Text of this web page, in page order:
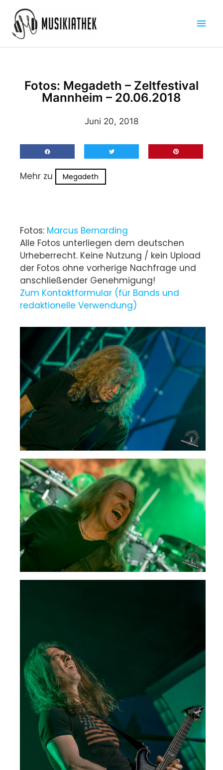
Inhalt
springen
Fotos: Megadeth – Zeltfestival
Mannheim – 20.06.2018
Juni 20, 2018
Mehr zu Megadeth
Fotos: Marcus Bernarding
Alle Fotos unterliegen dem deutschen
Urheberrecht. Keine Nutzung / kein Upload
der Fotos ohne vorherige Nachfrage und
anschließender Genehmigung!
Zum Kontaktformular (für Bands und
redaktionelle Verwendung)